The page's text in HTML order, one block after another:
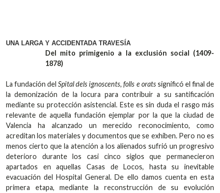
UNA LARGA Y ACCIDENTADA TRAVESÍA
Del mito primigenio a la exclusión social (1409-
1878)
La fundación delSpital dels ignoscents, folls e oratssignificó el final de
la demonización de la locura para contribuir a su santificación
mediante su protección asistencial. Este es sin duda el rasgo más
relevante de aquella fundación ejemplar por la que la ciudad de
Valencia ha alcanzado un merecido reconocimiento, como
acreditan los materiales y documentos que se exhiben. Pero no es
menos cierto que la atención a los alienados sufrió un progresivo
deterioro durante los casi cinco siglos que permanecieron
apartados en aquellas Casas de Locos, hasta su inevitable
evacuación del Hospital General. De ello damos cuenta en esta
primera etapa, mediante la reconstrucción de su evolución